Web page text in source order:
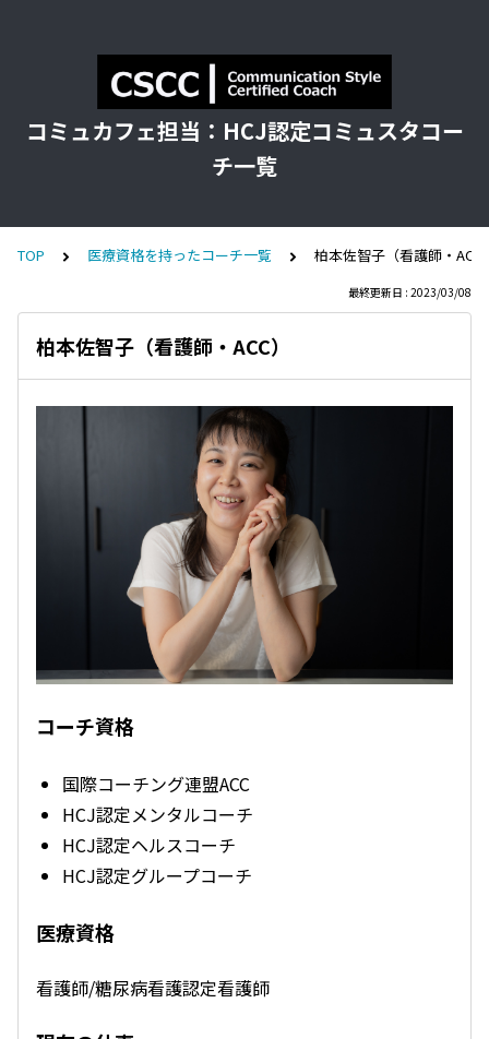
コミュカフェ担当：HCJ認定コミュスタコー
チ一覧
TOP 医療資格を持ったコーチ一覧 柏本佐智子（看護師・ACC
最終更新日 : 2023/03/08
柏本佐智子（看護師・ACC）
コーチ資格
国際コーチング連盟ACC
HCJ認定メンタルコーチ
HCJ認定ヘルスコーチ
HCJ認定グループコーチ
医療資格
看護師/糖尿病看護認定看護師